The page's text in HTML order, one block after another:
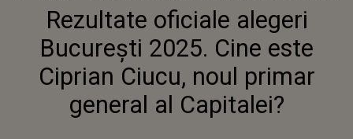
2025. CINE ESTE CIPRIAN CIUCU, NOUL
PRIMAR GENERAL AL CAPITALEI?
Rezultate oficiale alegeri
București 2025. Cine este
Ciprian Ciucu, noul primar
general al Capitalei?